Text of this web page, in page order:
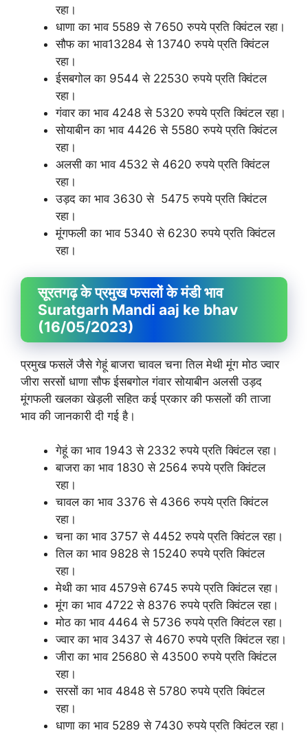
रहा।
धाणा का भाव 5589 से 7650 रुपये प्रति क्विंटल रहा।
सौफ का भाव13284 से 13740 रुपये प्रति क्विंटल
रहा।
ईसबगोल का 9544 से 22530 रुपये प्रति क्विंटल
रहा।
गंवार का भाव 4248 से 5320 रुपये प्रति क्विंटल रहा।
सोयाबीन का भाव 4426 से 5580 रुपये प्रति क्विंटल
रहा।
अलसी का भाव 4532 से 4620 रुपये प्रति क्विंटल
रहा।
उड़द का भाव 3630 से 5475 रुपये प्रति क्विंटल
रहा।
मूंगफली का भाव 5340 से 6230 रुपये प्रति क्विंटल
रहा।
सूरतगढ़ के प्रमुख फसलों के मंडी भाव
Suratgarh Mandi aaj ke bhav
(16/05/2023)
प्रमुख फसलें जैसे गेहूं बाजरा चावल चना तिल मेथी मूंग मोठ ज्वार
जीरा सरसों धाणा सौफ ईसबगोल गंवार सोयाबीन अलसी उड़द
मूंगफली खलका खेड़ली सहित कई प्रकार की फसलों की ताजा
भाव की जानकारी दी गई है।
गेहूं का भाव 1943 से 2332 रुपये प्रति क्विंटल रहा।
बाजरा का भाव 1830 से 2564 रुपये प्रति क्विंटल
रहा।
चावल का भाव 3376 से 4366 रुपये प्रति क्विंटल
रहा।
चना का भाव 3757 से 4452 रुपये प्रति क्विंटल रहा।
तिल का भाव 9828 से 15240 रुपये प्रति क्विंटल
रहा।
मेथी का भाव 4579से 6745 रुपये प्रति क्विंटल रहा।
मूंग का भाव 4722 से 8376 रुपये प्रति क्विंटल रहा।
मोठ का भाव 4464 से 5736 रुपये प्रति क्विंटल रहा।
ज्वार का भाव 3437 से 4670 रुपये प्रति क्विंटल रहा।
जीरा का भाव 25680 से 43500 रुपये प्रति क्विंटल
रहा।
सरसों का भाव 4848 से 5780 रुपये प्रति क्विंटल
रहा।
धाणा का भाव 5289 से 7430 रुपये प्रति क्विंटल रहा।